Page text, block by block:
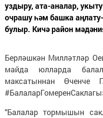
уздыру, ата-аналар,
очрашу һәм башка
булыр. Кичә район
Берләшкән Милләтләр
майда юлларда
максатыннан Өченче
"Балалар тормышын